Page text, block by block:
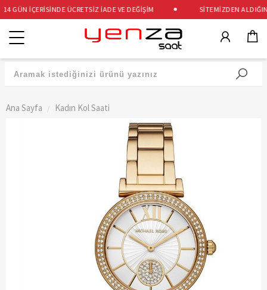
GÜN İÇERİSİNDE ÜCRETSİZ İADE VE DEĞİŞİM SİTEMİZDEN
Kategoriler
Ana Sayfa Kadın Kol Saati